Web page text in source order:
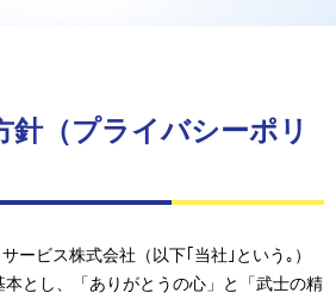
針（プライバシーポリ
ービス株式会社（以下｢当社｣という｡）
とし、「ありがとうの心」と「武士の精